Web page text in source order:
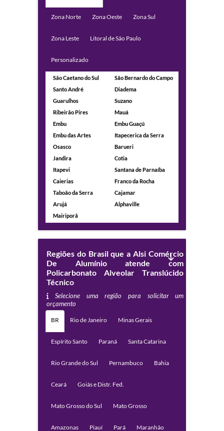
Zona Norte Zona Oeste Zona Sul
Zona Leste Litoral de São Paulo
Personalizado
São Caetano do Sul
São Bernardo do Campo
Santo André
Diadema
Guarulhos
Suzano
Ribeirão Pires
Mauá
Embu
Embu Guaçú
Embu das Artes
Itapecerica da Serra
Osasco
Barueri
Jandira
Cotia
Itapevi
Santana de Parnaíba
Caierias
Franco da Rocha
Taboão da Serra
Cajamar
Arujá
Alphaville
Mairiporã
Regiões do Brasil que a Alsi Comércio
De Alumínio atende com
Policarbonato Alveolar Translúcido
Técnico
Selecione uma região para solicitar um
orçamento
BR Rio de Janeiro Minas Gerais
Espírito Santo Paraná Santa Catarina
Rio Grande do Sul Pernambuco Bahia
Ceará Goiás e Distr. Fed.
Mato Grosso do Sul Mato Grosso
Amazonas Piauí Pará Maranhão